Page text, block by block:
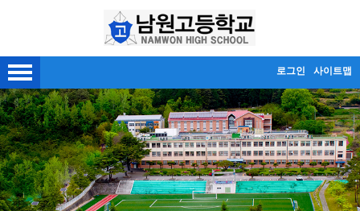
로그인 사이트맵